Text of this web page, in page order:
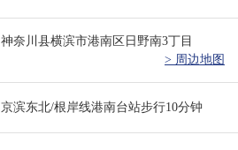
神奈川县横滨市港南区日野南3丁目
> 周边地图
京滨东北/根岸线港南台站步行10分钟